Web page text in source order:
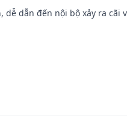
dẫn đến nội bộ xảy ra cãi